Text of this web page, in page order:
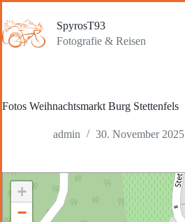
Inhalt
springen
SpyrosT93
Fotografie & Reisen
Fotos Weihnachtsmarkt Burg Stettenfels
admin 30. November 2025
+
−